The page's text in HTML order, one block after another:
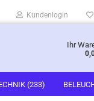
Kundenlogin
Ihr
(233)